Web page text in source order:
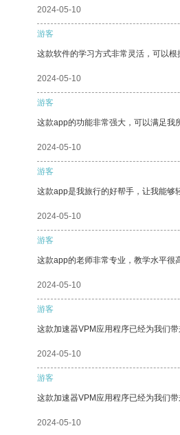
2024-05-10
游客
这款软件的学习方式非常灵活，可以根
2024-05-10
游客
这款app的功能非常强大，可以满足我
2024-05-10
游客
这款app是我旅行的好帮手，让我能够
2024-05-10
游客
这款app的老师非常专业，教学水平很
2024-05-10
游客
这款加速器VPM应用程序已经为我们
2024-05-10
游客
这款加速器VPM应用程序已经为我们带
2024-05-10